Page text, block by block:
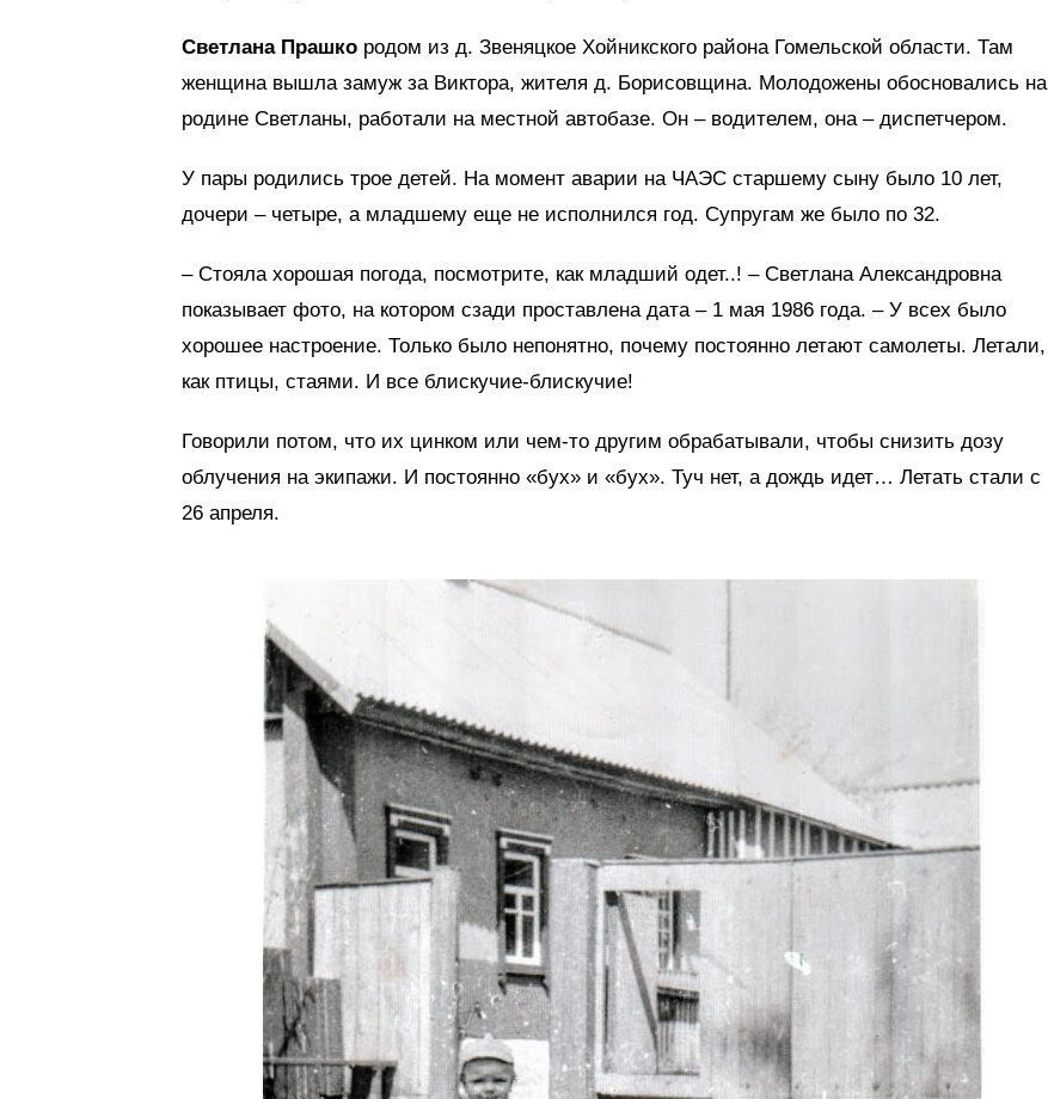
Светлана Прашко родом из д. Звеняцкое Хойникского района Гомельской области. Там
женщина вышла замуж за Виктора, жителя д. Борисовщина. Молодожены обосновались на
родине Светланы, работали на местной автобазе. Он – водителем, она – диспетчером.
У пары родились трое детей. На момент аварии на ЧАЭС старшему сыну было 10 лет,
дочери – четыре, а младшему еще не исполнился год. Супругам же было по 32.
– Стояла хорошая погода, посмотрите, как младший одет..! – Светлана Александровна
показывает фото, на котором сзади проставлена дата – 1 мая 1986 года. – У всех было
хорошее настроение. Только было непонятно, почему постоянно летают самолеты. Летали,
как птицы, стаями. И все блискучие-блискучие!
Говорили потом, что их цинком или чем-то другим обрабатывали, чтобы снизить дозу
облучения на экипажи. И постоянно «бух» и «бух». Туч нет, а дождь идет… Летать стали с
26 апреля.